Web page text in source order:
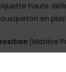
haute
en
[Matière